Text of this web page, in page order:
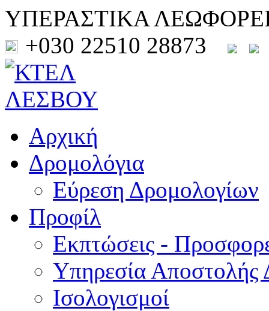
ΥΠΕΡΑΣΤΙΚΑ
+030 22510 28873
Αρχική
Δρομολόγια
Εύρεση Δρομολογίων
Προφίλ
Εκπτώσεις -
Υπηρεσία Αποστολής
Ισολογισμοί